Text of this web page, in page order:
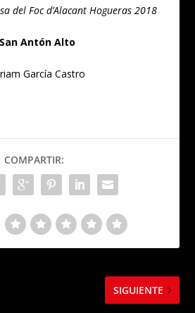
del Foc d’Alacant Hogueras 2018
San Antón Alto
García Castro
COMPARTIR:
SIGUIENTE